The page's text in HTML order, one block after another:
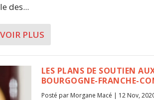
des...
PLUS
LES PLANS DE SOUTIEN
BOURGOGNE-FRANCHE-
Posté par Morgane Macé | 12 Nov,